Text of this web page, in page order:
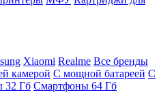
Xiaomi Realme Все бренды
камерой С мощной батареей С
32 Гб Смартфоны 64 Гб